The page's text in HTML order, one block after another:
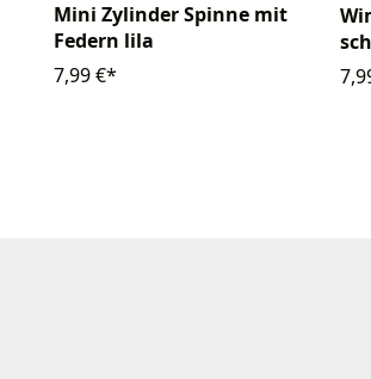
Mini Zylinder Spinne mit
Federn lila
7,99 €*